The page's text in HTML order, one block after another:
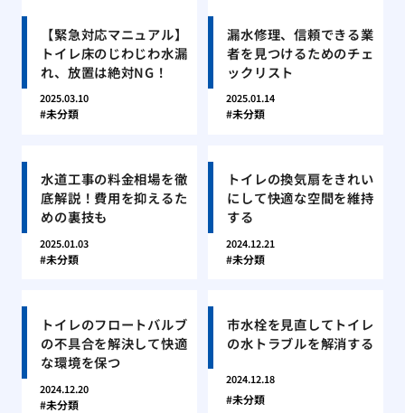
【緊急対応マニュアル】
トイレ床のじわじわ水漏
れ、放置は絶対NG！
2025.03.10
未分類
漏水修理、信頼できる業
者を見つけるためのチェ
ックリスト
2025.01.14
未分類
水道工事の料金相場を徹
底解説！費用を抑えるた
めの裏技も
2025.01.03
未分類
トイレの換気扇をきれい
にして快適な空間を維持
する
2024.12.21
未分類
トイレのフロートバルブ
の不具合を解決して快適
な環境を保つ
2024.12.20
未分類
市水栓を見直してトイレ
の水トラブルを解消する
2024.12.18
未分類